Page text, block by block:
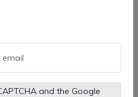
and the Google
Kelme
(0)
288 lei